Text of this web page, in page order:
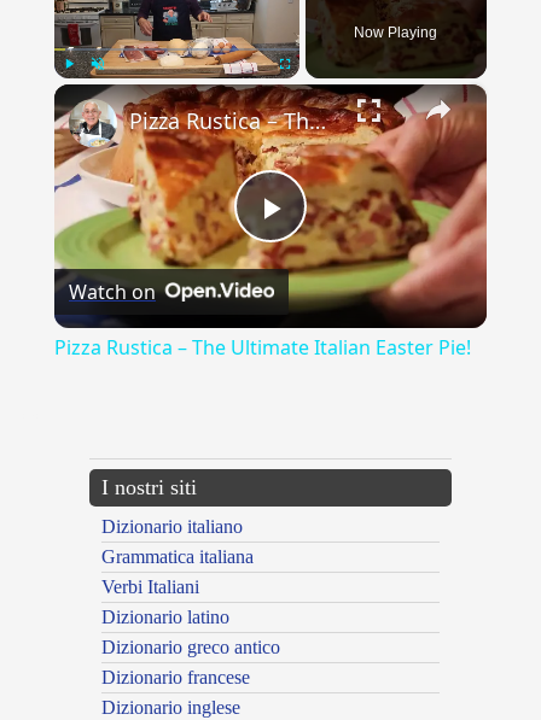
Unmute Fullscreen
Now Playing
×
Play
Video
Pizza Rustica – The Ultimate Italian Easter Pie!
Watch on
Pizza Rustica – The Ultimate Italian Easter Pie!
I nostri siti
Dizionario italiano
Grammatica italiana
Verbi Italiani
Dizionario latino
Dizionario greco antico
Dizionario francese
Dizionario inglese